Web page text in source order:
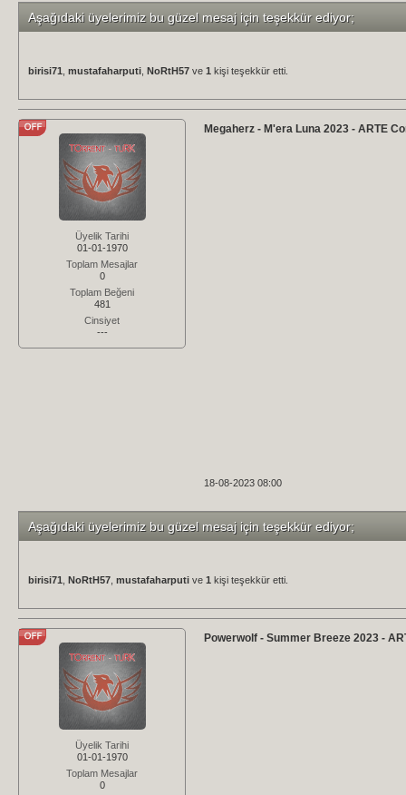
Aşağıdaki üyelerimiz bu güzel mesaj için teşekkür ediyor;
birisi71 mustafaharputi NoRtH57 ve 1 kişi teşekkür etti.
Üyelik Tarihi
01-01-1970
Toplam Mesajlar
0
Toplam Beğeni
481
Cinsiyet
---
Megaherz - M'era Luna 2023 - ARTE
18-08-2023 08:00
Aşağıdaki üyelerimiz bu güzel mesaj için teşekkür ediyor;
birisi71 NoRtH57 mustafaharputi ve 1 kişi teşekkür etti.
Üyelik Tarihi
01-01-1970
Toplam Mesajlar
0
Powerwolf - Summer Breeze 2023 -